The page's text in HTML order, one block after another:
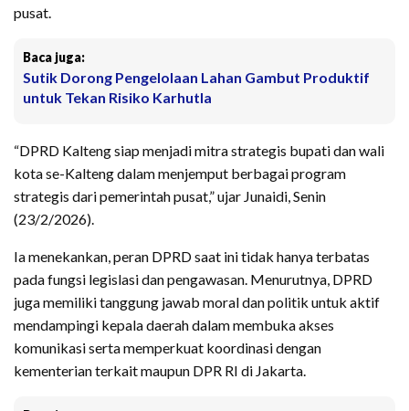
pusat.
Baca juga:
Sutik Dorong Pengelolaan Lahan Gambut Produktif
untuk Tekan Risiko Karhutla
“DPRD Kalteng siap menjadi mitra strategis bupati dan wali
kota se-Kalteng dalam menjemput berbagai program
strategis dari pemerintah pusat,” ujar Junaidi, Senin
(23/2/2026).
Ia menekankan, peran DPRD saat ini tidak hanya terbatas
pada fungsi legislasi dan pengawasan. Menurutnya, DPRD
juga memiliki tanggung jawab moral dan politik untuk aktif
mendampingi kepala daerah dalam membuka akses
komunikasi serta memperkuat koordinasi dengan
kementerian terkait maupun DPR RI di Jakarta.